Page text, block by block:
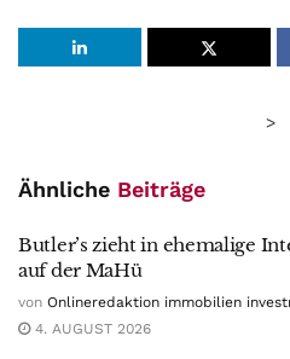
>
Ähnliche Beiträge
Butler’s zieht in ehemalige
auf der MaHü
von Onlineredaktion immobilien
4. AUGUST 2026